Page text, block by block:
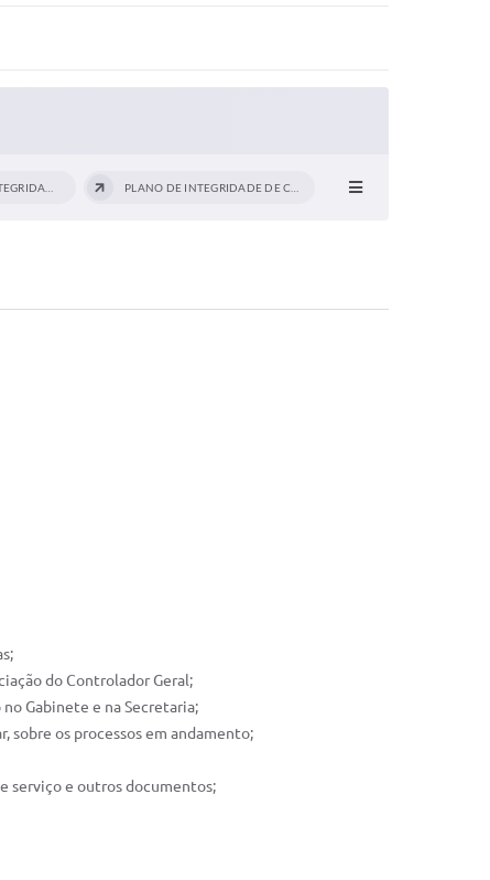
do Controlador Geral;
Gabinete e na Secretaria;
sobre os processos em andamento;
serviço e outros documentos;